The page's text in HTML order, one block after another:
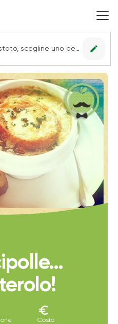
Nessun punto vendita impostato, scegline uno per vedere le offerte. edit
euro
Costo